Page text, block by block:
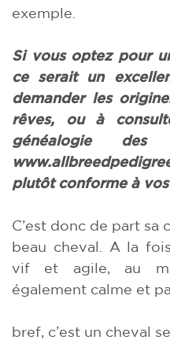
exemple.
Si vous optez pour
ce serait un
demander les
rêves, ou à
généalogie des
plutôt conforme à
C’est donc de part sa
beau cheval. A la
vif et agile, au
également calme et
bref, c’est un cheval